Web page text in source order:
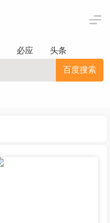
必应
头条
百度搜索